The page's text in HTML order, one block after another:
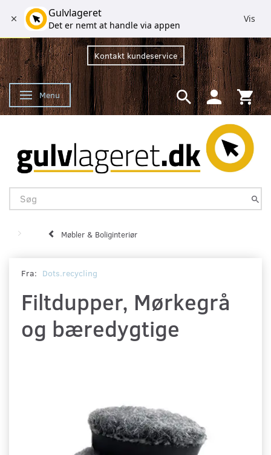
Kontakt kundeservice
Skifte navigation
Menu
Møbler & Boliginteriør
Fra: Dots.recycling
Filtdupper, Mørkegrå
og bæredygtige
Gulvlageret
Det er nemt at handle via appen
Vis